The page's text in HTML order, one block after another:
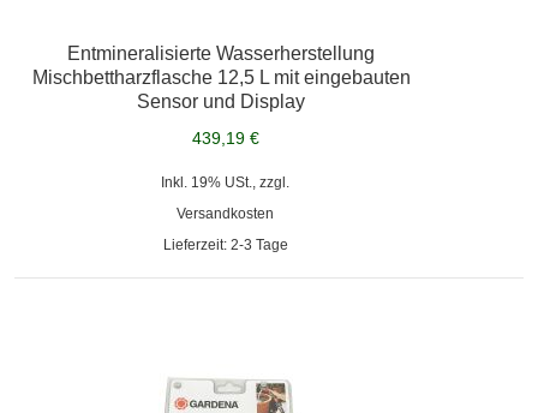
Entmineralisierte Wasserherstellung
Mischbettharzflasche 12,5 L mit eingebauten
Sensor und Display
439,19 €
Inkl. 19% USt., zzgl.
Versandkosten
Lieferzeit: 2-3 Tage